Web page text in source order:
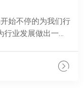
始不停的为我们行
业发展做出一定